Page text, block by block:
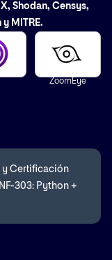
Shodan, Censys,
MITRE.
ZoomEye
y Certificación
303: Python +